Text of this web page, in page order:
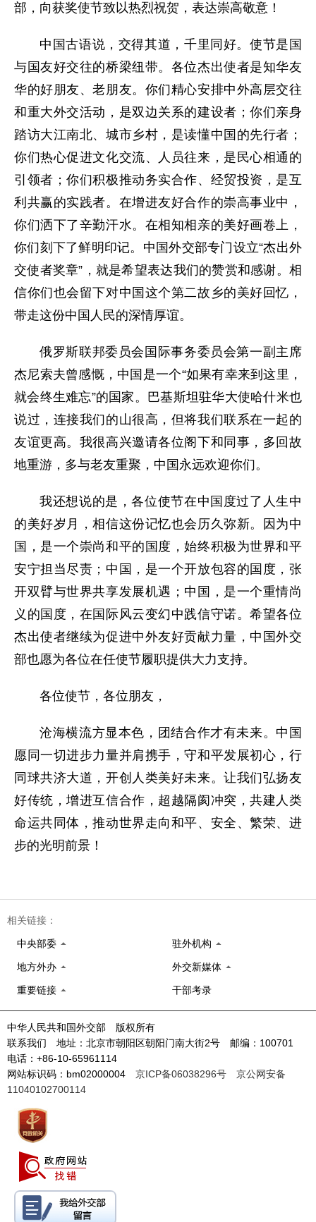
部，向获奖使节致以热烈祝贺，表达崇高敬意！
中国古语说，交得其道，千里同好。使节是国
与国友好交往的桥梁纽带。各位杰出使者是知华友
华的好朋友、老朋友。你们精心安排中外高层交往
和重大外交活动，是双边关系的建设者；你们亲身
踏访大江南北、城市乡村，是读懂中国的先行者；
你们热心促进文化交流、人员往来，是民心相通的
引领者；你们积极推动务实合作、经贸投资，是互
利共赢的实践者。在增进友好合作的崇高事业中，
你们洒下了辛勤汗水。在相知相亲的美好画卷上，
你们刻下了鲜明印记。中国外交部专门设立“杰出外
交使者奖章”，就是希望表达我们的赞赏和感谢。相
信你们也会留下对中国这个第二故乡的美好回忆，
带走这份中国人民的深情厚谊。
俄罗斯联邦委员会国际事务委员会第一副主席
杰尼索夫曾感慨，中国是一个“如果有幸来到这里，
就会终生难忘”的国家。巴基斯坦驻华大使哈什米也
说过，连接我们的山很高，但将我们联系在一起的
友谊更高。我很高兴邀请各位阁下和同事，多回故
地重游，多与老友重聚，中国永远欢迎你们。
我还想说的是，各位使节在中国度过了人生中
的美好岁月，相信这份记忆也会历久弥新。因为中
国，是一个崇尚和平的国度，始终积极为世界和平
安宁担当尽责；中国，是一个开放包容的国度，张
开双臂与世界共享发展机遇；中国，是一个重情尚
义的国度，在国际风云变幻中践信守诺。希望各位
杰出使者继续为促进中外友好贡献力量，中国外交
部也愿为各位在任使节履职提供大力支持。
各位使节，各位朋友，
沧海横流方显本色，团结合作才有未来。中国
愿同一切进步力量并肩携手，守和平发展初心，行
同球共济大道，开创人类美好未来。让我们弘扬友
好传统，增进互信合作，超越隔阂冲突，共建人类
命运共同体，推动世界走向和平、安全、繁荣、进
步的光明前景！
相关链接：
中央部委 驻外机构
地方外办 外交新媒体
重要链接 干部考录
中华人民共和国外交部 版权所有
联系我们 地址：北京市朝阳区朝阳门南大街2号 邮编：100701
电话：+86-10-65961114
网站标识码：bm02000004 京ICP备06038296号
京公网安备
11040102700114